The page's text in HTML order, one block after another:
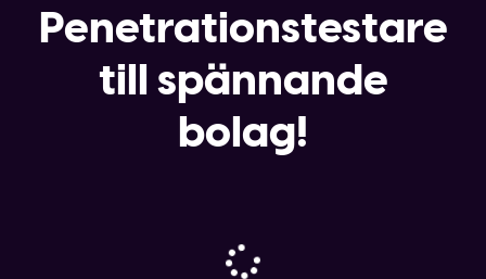
Penetrationstestare
till spännande
bolag!